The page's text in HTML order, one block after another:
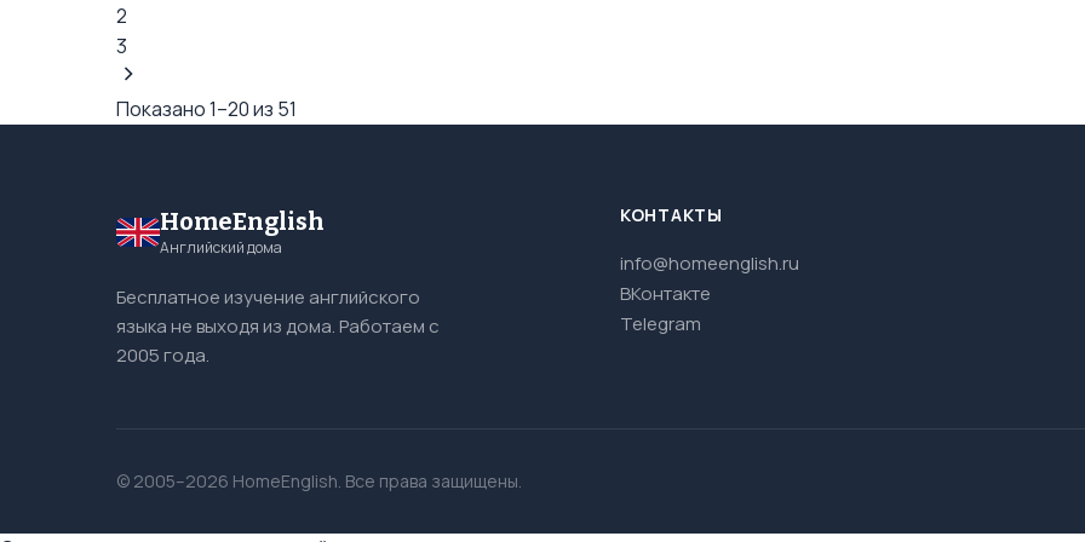
2
3
Показано 1–20 из 51
HomeEnglish
Английский дома
Бесплатное изучение английского
языка не выходя из дома. Работаем с
2005 года.
КОНТАКТЫ
info@homeenglish.ru
ВКонтакте
Telegram
© 2005–2026 HomeEnglish. Все права защищены.